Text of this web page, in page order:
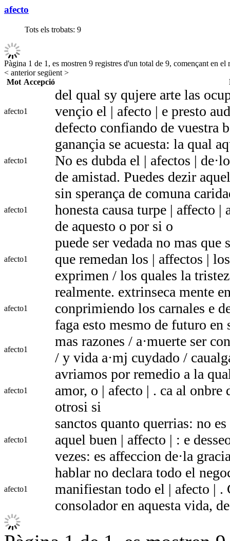
afecto
Tots els trobats: 9
Pàgina 1 de 1, es mostren 9 registres d'un total de 9, començant en el
< anteriorsegüent >
Mot Accepció
afecto1
del qual sy qujere arte las
vençio el | afecto | e presto
defecto confiando de vuestra
afecto1
ganançia se acuesta: la qual
No es dubda el | afectos |
de amistad. Puedes dezir
afecto1
sin sperança de comuna
honesta causa turpe | affecto |
de aquesto o por si o
afecto1
puede ser vedada no mas
que remedan los | affectos |
exprimen / los quales la
afecto1
realmente. extrinseca mente
conprimiendo los carnales e
faga esto mesmo de futuro
afecto1
mas razones / a·muerte ser
/ y vida a·mj cuydado /
afecto1
avriamos por remedio a la
amor, o | afecto | . ca al
otrosi si
afecto1
sanctos quanto querrias: no
aquel buen | affecto | : e
vezes: es affeccion de·la
afecto1
hablar no declara todo el
manifiestan todo el | afecto | .
consolador en aquesta vida,